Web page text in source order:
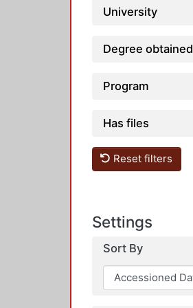
University
Degree obtained
Program
Has files
Reset filters
Settings
Sort By